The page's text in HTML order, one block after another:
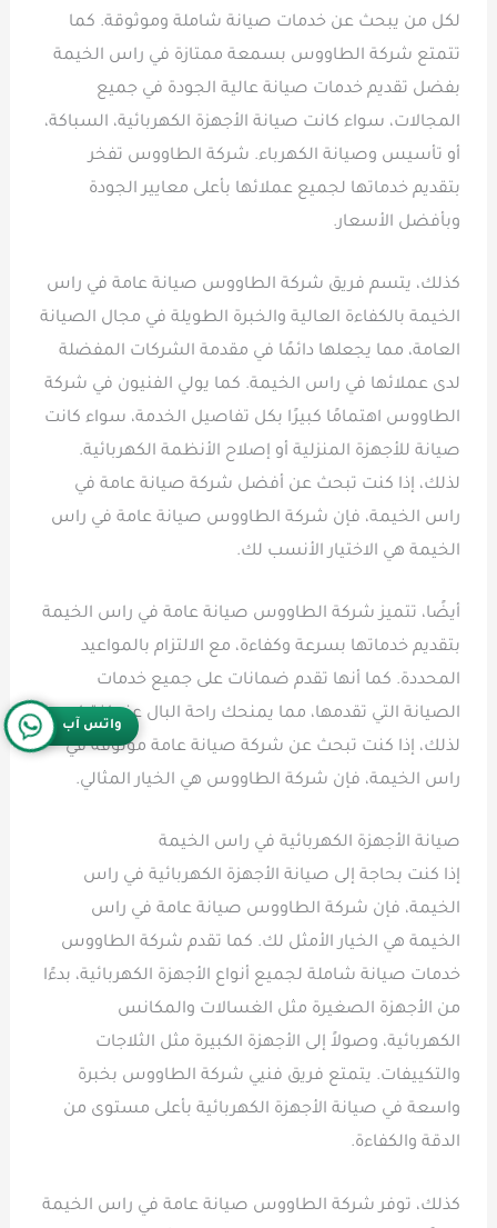
لكل من يبحث عن خدمات صيانة شاملة وموثوقة. كما
تتمتع شركة الطاووس بسمعة ممتازة في راس الخيمة
بفضل تقديم خدمات صيانة عالية الجودة في جميع
المجالات، سواء كانت صيانة الأجهزة الكهربائية، السباكة،
أو تأسيس وصيانة الكهرباء. شركة الطاووس تفخر
بتقديم خدماتها لجميع عملائها بأعلى معايير الجودة
وبأفضل الأسعار.
كذلك، يتسم فريق شركة الطاووس صيانة عامة في راس
الخيمة بالكفاءة العالية والخبرة الطويلة في مجال الصيانة
العامة، مما يجعلها دائمًا في مقدمة الشركات المفضلة
لدى عملائها في راس الخيمة. كما يولي الفنيون في شركة
الطاووس اهتمامًا كبيرًا بكل تفاصيل الخدمة، سواء كانت
صيانة للأجهزة المنزلية أو إصلاح الأنظمة الكهربائية.
لذلك، إذا كنت تبحث عن أفضل شركة صيانة عامة في
راس الخيمة، فإن شركة الطاووس صيانة عامة في راس
الخيمة هي الاختيار الأنسب لك.
أيضًا، تتميز شركة الطاووس صيانة عامة في راس الخيمة
بتقديم خدماتها بسرعة وكفاءة، مع الالتزام بالمواعيد
المحددة. كما أنها تقدم ضمانات على جميع خدمات
الصيانة التي تقدمها، مما يمنحك راحة البال عند اختيارهم.
لذلك، إذا كنت تبحث عن شركة صيانة عامة موثوقة في
راس الخيمة، فإن شركة الطاووس هي الخيار المثالي.
صيانة الأجهزة الكهربائية في راس الخيمة
إذا كنت بحاجة إلى صيانة الأجهزة الكهربائية في راس
الخيمة، فإن شركة الطاووس صيانة عامة في راس
الخيمة هي الخيار الأمثل لك. كما تقدم شركة الطاووس
خدمات صيانة شاملة لجميع أنواع الأجهزة الكهربائية، بدءًا
من الأجهزة الصغيرة مثل الغسالات والمكانس
الكهربائية، وصولاً إلى الأجهزة الكبيرة مثل الثلاجات
والتكييفات. يتمتع فريق فنيي شركة الطاووس بخبرة
واسعة في صيانة الأجهزة الكهربائية بأعلى مستوى من
الدقة والكفاءة.
كذلك، توفر شركة الطاووس صيانة عامة في راس الخيمة
واتس آب